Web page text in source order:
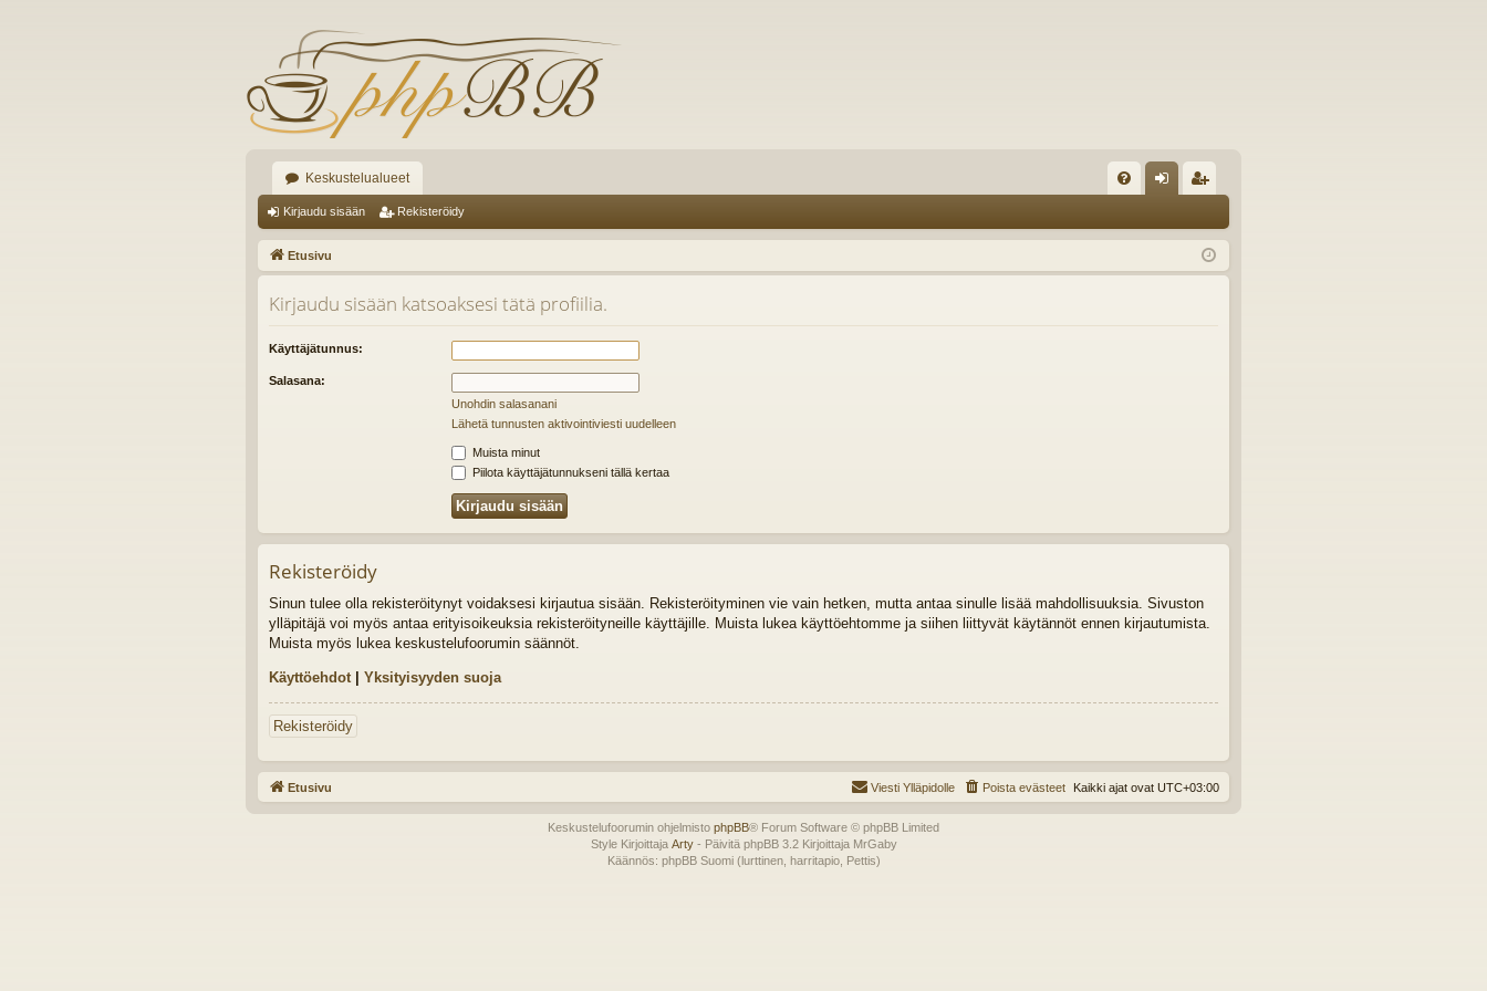
Keskustelualueet
K
K
au
du
ist
er
Kirjaudu sisään Rekisteröidy
Etusivu
Kirjaudu sisään katsoaksesi tätä profiilia.
Käyttäjätunnus:
Salasana:
Unohdin salasanani
Lähetä tunnusten aktivointiviesti uudelleen
Muista minut
Piilota käyttäjätunnukseni tällä kertaa
Rekisteröidy
Sinun tulee olla rekisteröitynyt voidaksesi kirjautua sisään. Rekisteröityminen vie vain hetken, mutta antaa sinulle lisää mahdollisuuksia. Sivuston
ylläpitäjä voi myös antaa erityisoikeuksia rekisteröityneille käyttäjille. Muista lukea käyttöehtomme ja siihen liittyvät käytännöt ennen kirjautumista.
Muista myös lukea keskustelufoorumin säännöt.
Käyttöehdot | Yksityisyyden suoja
Rekisteröidy
Etusivu Kaikki ajat ovat UTC+03:00
Poista evästeet
Viesti Ylläpidolle
Keskustelufoorumin ohjelmisto phpBB® Forum Software © phpBB Limited
Style Kirjoittaja Arty- Päivitä phpBB 3.2 Kirjoittaja MrGaby
Käännös: phpBB Suomi (lurttinen, harritapio, Pettis)